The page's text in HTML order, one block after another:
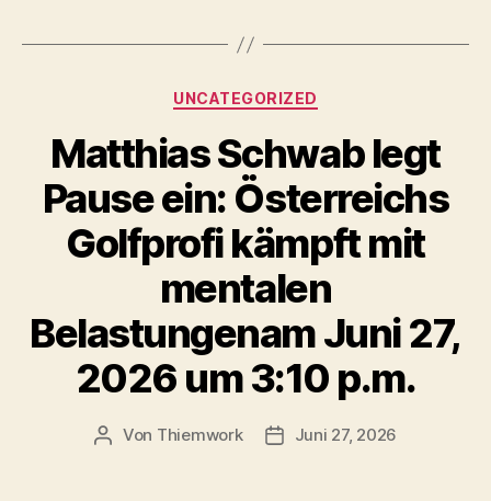
Kategorien
UNCATEGORIZED
Matthias Schwab legt
Pause ein: Österreichs
Golfprofi kämpft mit
mentalen
Belastungenam Juni 27,
2026 um 3:10 p.m.
Beitragsautor
Von Thiemwork Veröffentlichungsdatum
Juni 27, 2026